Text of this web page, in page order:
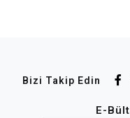
Bizi Takip Edin
E-